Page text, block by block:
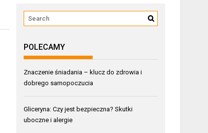
POLECAMY
Znaczenie śniadania – klucz do zdrowia i
dobrego samopoczucia
Gliceryna: Czy jest bezpieczna? Skutki
uboczne i alergie